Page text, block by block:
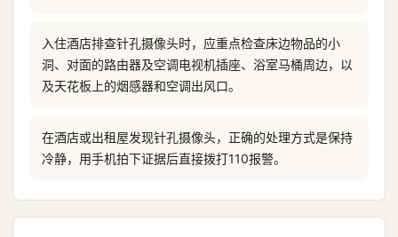
入住酒店排查针孔摄像头时，应重点检查床边物品的小
洞、对面的路由器及空调电视机插座、浴室马桶周边，以
及天花板上的烟感器和空调出风口。
在酒店或出租屋发现针孔摄像头，正确的处理方式是保持
冷静，用手机拍下证据后直接拨打110报警。